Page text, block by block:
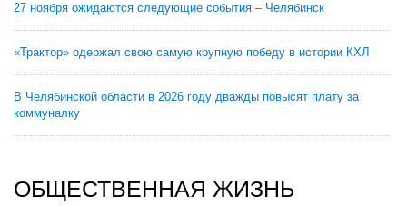
27 ноября ожидаются следующие события – Челябинск
«Трактор» одержал свою самую крупную победу в истории КХЛ
В Челябинской области в 2026 году дважды повысят плату за
коммуналку
ОБЩЕСТВЕННАЯ ЖИЗНЬ